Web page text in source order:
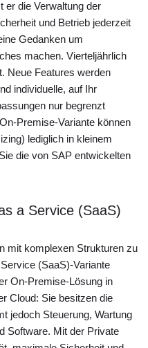
er die Verwaltung der
und Betrieb jederzeit
Gedanken um
machen. Vierteljährlich
Neue Features werden
individuelle, auf Ihr
nur begrenzt
Premise-Variante können
lediglich in kleinem
die von SAP entwickelten
a Service (SaaS)
mit komplexen Strukturen zu
(SaaS)-Variante
On-Premise-Lösung in
Cloud: Sie besitzen die
jedoch Steuerung, Wartung
Software. Mit der Private